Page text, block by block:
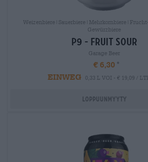
Gewürzbiere
p9 - fruit sour
Garage Beer
€ 6,30
EINWEG
0,33 L VOI - € 19,09 /
Loppuunmyyty